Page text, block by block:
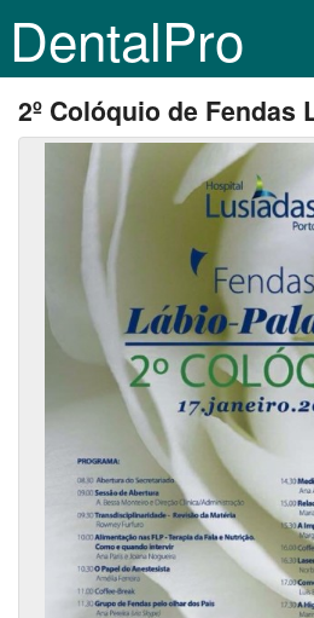
DentalPro
2º Colóquio de Fendas